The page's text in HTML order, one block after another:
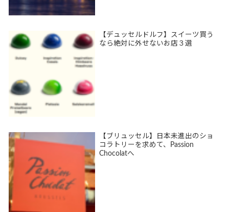
【デュッセルドルフ】スイーツ買う
なら絶対に外せないお店３選
【ブリュッセル】日本未進出のショ
コラトリーを求めて、Passion
Chocolatへ